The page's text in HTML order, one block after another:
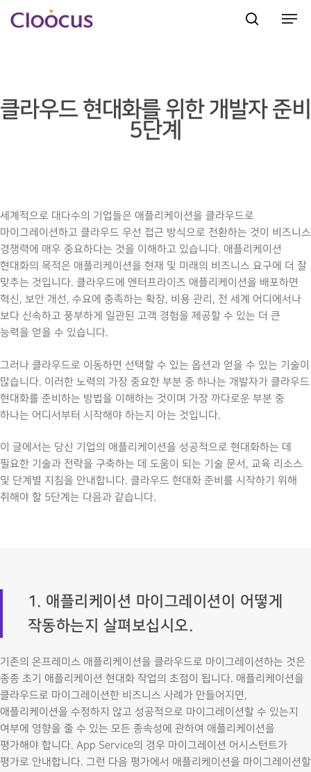
클라우드 현대화를 위한 개발자 준비
5단계
세계적으로 대다수의 기업들은 애플리케이션을 클라우드로
마이그레이션하고 클라우드 우선 접근 방식으로 전환하는 것이 비즈니스
경쟁력에 매우 중요하다는 것을 이해하고 있습니다. 애플리케이션
현대화의 목적은 애플리케이션을 현재 및 미래의 비즈니스 요구에 더 잘
맞추는 것입니다. 클라우드에 엔터프라이즈 애플리케이션을 배포하면
혁신, 보안 개선, 수요에 충족하는 확장, 비용 관리, 전 세계 어디에서나
보다 신속하고 풍부하게 일관된 고객 경험을 제공할 수 있는 더 큰
능력을 얻을 수 있습니다.
그러나 클라우드로 이동하면 선택할 수 있는 옵션과 얻을 수 있는 기술이
많습니다. 이러한 노력의 가장 중요한 부분 중 하나는 개발자가 클라우드
현대화를 준비하는 방법을 이해하는 것이며 가장 까다로운 부분 중
하나는 어디서부터 시작해야 하는지 아는 것입니다.
이 글에서는 당신 기업의 애플리케이션을 성공적으로 현대화하는 데
필요한 기술과 전략을 구축하는 데 도움이 되는 기술 문서, 교육 리소스
및 단계별 지침을 안내합니다. 클라우드 현대화 준비를 시작하기 위해
취해야 할 5단계는 다음과 같습니다.
1. 애플리케이션 마이그레이션이 어떻게
작동하는지 살펴보십시오.
기존의 온프레미스 애플리케이션을 클라우드로 마이그레이션하는 것은
종종 초기 애플리케이션 현대화 작업의 초점이 됩니다. 애플리케이션을
클라우드로 마이그레이션한 비즈니스 사례가 만들어지면,
애플리케이션을 수정하지 않고 성공적으로 마이그레이션할 수 있는지
여부에 영향을 줄 수 있는 모든 종속성에 관하여 애플리케이션을
평가해야 합니다. App Service의 경우 마이그레이션 어시스턴트가
평가로 안내합니다. 그런 다음 평가에서 애플리케이션을 마이그레이션할